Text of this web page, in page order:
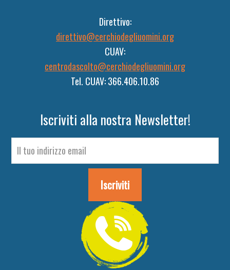
Direttivo:
direttivo@cerchiodegliuomini.org
CUAV:
centrodascolto@cerchiodegliuomini.org
Tel. CUAV: 366.406.10.86
Iscriviti alla nostra Newsletter!